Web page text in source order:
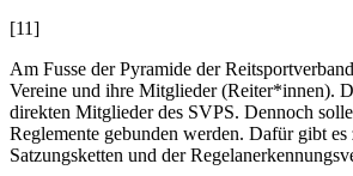
[11]
Am Fusse der Pyramide der
Vereine und ihre Mitglieder (Reiter*innen).
direkten Mitglieder des SVPS. Dennoch
Reglemente gebunden werden. Dafür gibt
Satzungsketten und der